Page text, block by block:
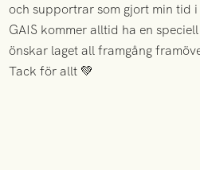
och supportrar som gjort min tid
GAIS kommer alltid ha en
önskar laget all framgång
Tack för allt 💚